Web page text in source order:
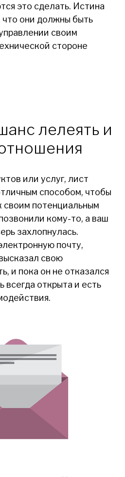
это сделать. Истина
что они должны быть
своим
стороне
лелеять и
или услуг, лист
способом, чтобы
своим потенциальным
кому-то, а ваш
захлопнулась.
почту,
свою
и пока он не отказался
всегда открыта и есть